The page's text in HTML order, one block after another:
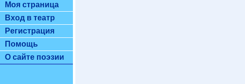
Моя страница
Вход в театр
Регистрация
Помощь
О сайте поэзии